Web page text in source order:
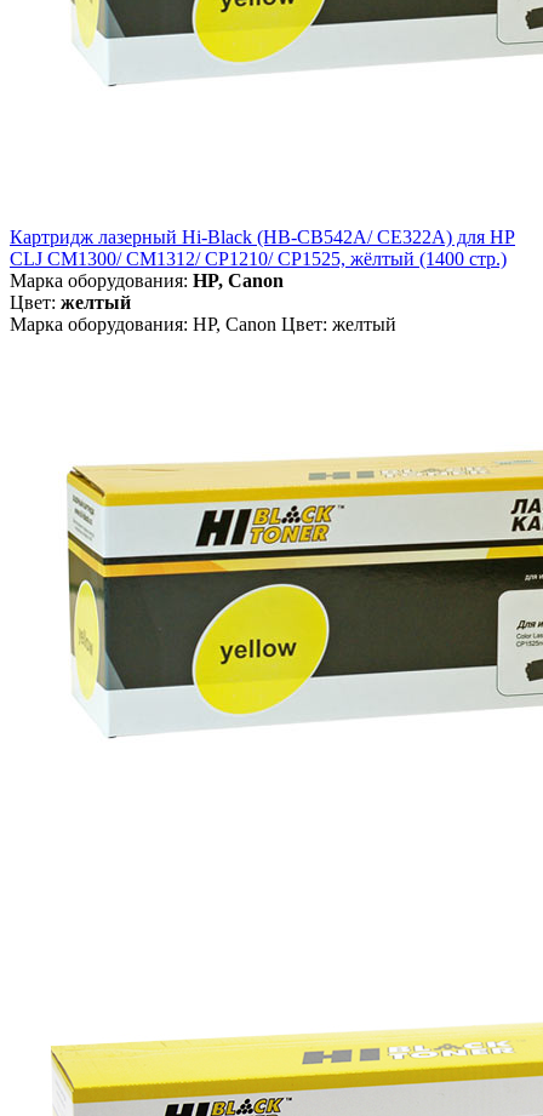
Картридж лазерный Hi-Black (HB-CB542A/ CE322A) для HP
CLJ CM1300/ CM1312/ CP1210/ CP1525, жёлтый (1400 стр.)
Марка оборудования: HP, Canon
Цвет: желтый
Марка оборудования: HP, Canon Цвет: желтый